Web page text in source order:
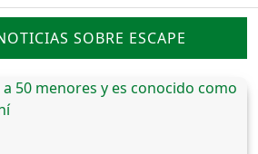
SOBRE ESCAPE